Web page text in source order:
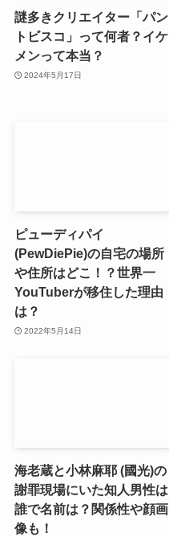
謎多きクリエイター「パン
トビスコ」って何者？イケ
メンって本当？
2024年5月17日
ピューディパイ
(PewDiePie)の自宅の場所
や住所はどこ！？世界一
YouTuberが移住した理由
は？
2022年5月14日
海老蔵と小林麻耶 (國光)の
謝罪現場にいた知人男性は
誰で名前は？関係性や顔画
像も！